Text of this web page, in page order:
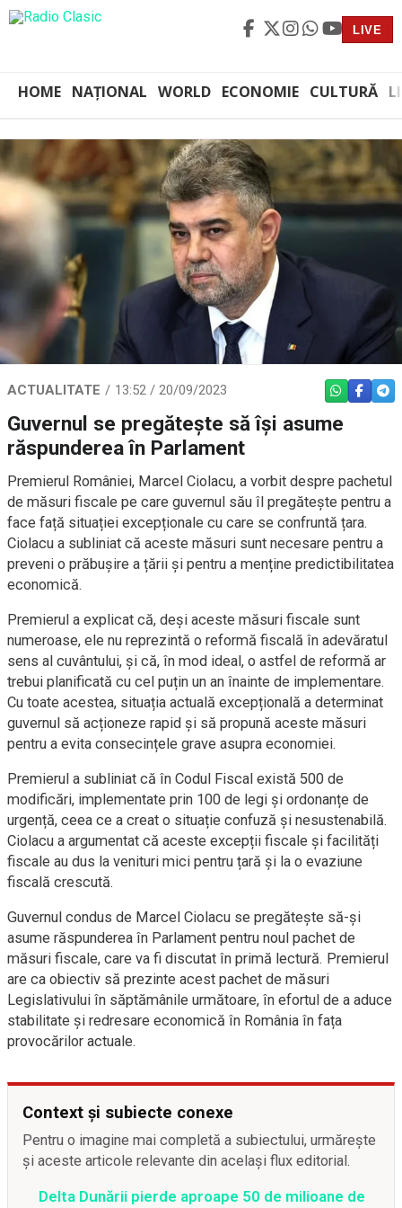
LIVE
HOME NAȚIONAL WORLD ECONOMIE CULTURĂ
ACTUALITATE 13:52 / 20/09/2023 WHATSAPP
Guvernul se pregătește să își asume
răspunderea în Parlament
Premierul României, Marcel Ciolacu, a vorbit despre pachetul
de măsuri fiscale pe care guvernul său îl pregătește pentru a
face față situației excepționale cu care se confruntă țara.
Ciolacu a subliniat că aceste măsuri sunt necesare pentru a
preveni o prăbușire a țării și pentru a menține predictibilitatea
economică.
Premierul a explicat că, deși aceste măsuri fiscale sunt
numeroase, ele nu reprezintă o reformă fiscală în adevăratul
sens al cuvântului, și că, în mod ideal, o astfel de reformă ar
trebui planificată cu cel puțin un an înainte de implementare.
Cu toate acestea, situația actuală excepțională a determinat
guvernul să acționeze rapid și să propună aceste măsuri
pentru a evita consecințele grave asupra economiei.
Premierul a subliniat că în Codul Fiscal există 500 de
modificări, implementate prin 100 de legi și ordonanțe de
urgență, ceea ce a creat o situație confuză și nesustenabilă.
Ciolacu a argumentat că aceste excepții fiscale și facilități
fiscale au dus la venituri mici pentru țară și la o evaziune
fiscală crescută.
Guvernul condus de Marcel Ciolacu se pregătește să-și
asume răspunderea în Parlament pentru noul pachet de
măsuri fiscale, care va fi discutat în primă lectură. Premierul
are ca obiectiv să prezinte acest pachet de măsuri
Legislativului în săptămânile următoare, în efortul de a aduce
stabilitate și redresare economică în România în fața
provocărilor actuale.
Context și subiecte conexe
Pentru o imagine mai completă a subiectului, urmărește
și aceste articole relevante din același flux editorial.
Delta Dunării pierde aproape 50 de milioane de